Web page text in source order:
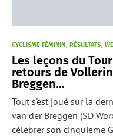
CYCLISME FÉMININ RÉSULTATS
Les leçons du
retours de
Breggen…
Tout s'est joué sur la
van der Breggen (SD
célébrer son cinquième